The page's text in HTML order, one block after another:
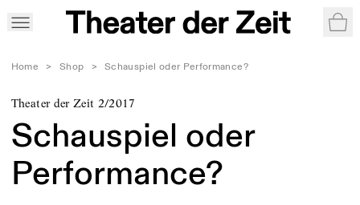
Home > Shop > Schauspiel oder Performance?
Theater der Zeit 2/2017
Schauspiel oder
Performance?